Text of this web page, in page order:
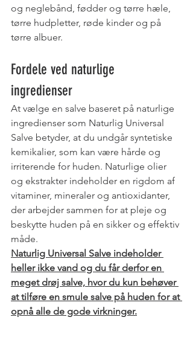
og neglebånd, fødder og tørre hæle,
tørre hudpletter, røde kinder og på
tørre albuer.
Fordele ved naturlige
ingredienser
At vælge en salve baseret på naturlige
ingredienser som Naturlig Universal
Salve betyder, at du undgår syntetiske
kemikalier, som kan være hårde og
irriterende for huden. Naturlige olier
og ekstrakter indeholder en rigdom af
vitaminer, mineraler og antioxidanter,
der arbejder sammen for at pleje og
beskytte huden på en sikker og effektiv
måde.
Naturlig Universal Salve indeholder
heller ikke vand og du får derfor en
meget drøj salve, hvor du kun behøver
at tilføre en smule salve på huden for at
opnå alle de gode virkninger.